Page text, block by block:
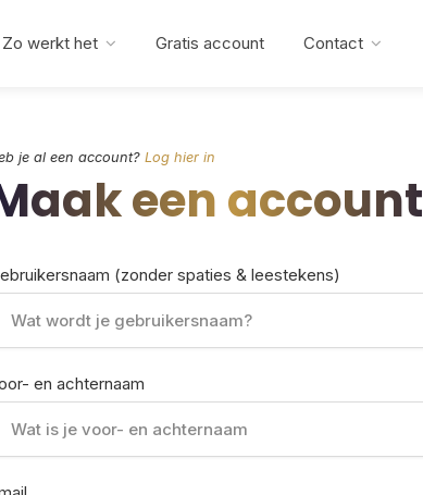
Zo werkt het Gratis account Contact
je al een account? Log hier in
een account
(zonder spaties & leestekens)
en achternaam